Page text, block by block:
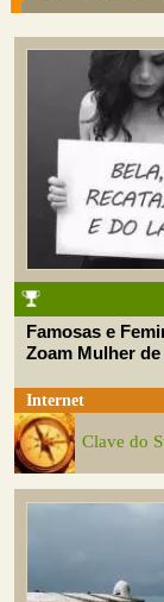
Famosas e
Zoam Mulher
Internet
Clave do